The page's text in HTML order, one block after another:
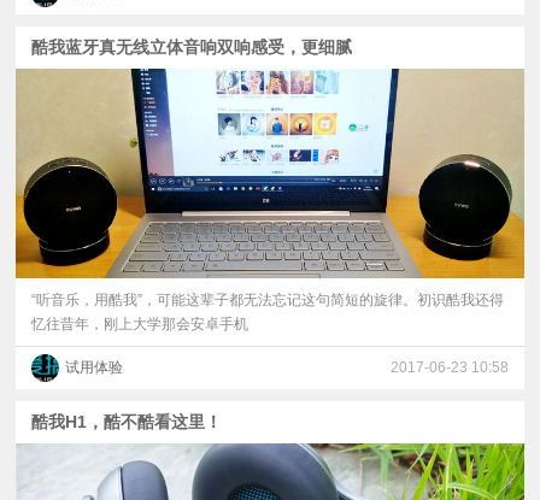
酷我蓝牙真无线立体音响双响感受，更细腻
“听音乐，用酷我”，可能这辈子都无法忘记这句简短的旋律。初识酷我还得
忆往昔年，刚上大学那会安卓手机
试用体验 2017-06-23 10:58
酷我H1，酷不酷看这里！